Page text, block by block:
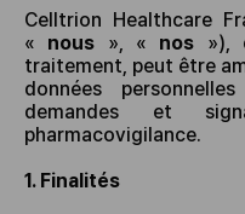
Celltrion Healthcare
« nous », « nos »),
traitement, peut être
données
demandes et
pharmacovigilance.
1. Finalités